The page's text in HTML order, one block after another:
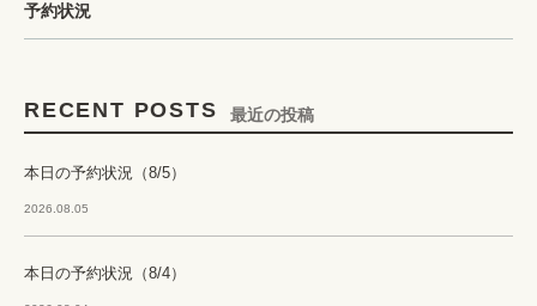
予約状況
RECENT POSTS 最近の投稿
本日の予約状況（8/5）
2026.08.05
本日の予約状況（8/4）